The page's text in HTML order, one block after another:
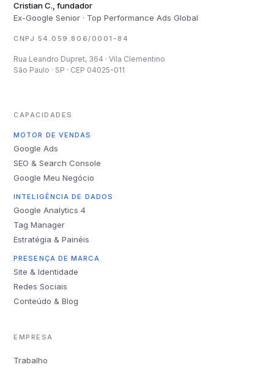
Cristian C., fundador
Ex-Google Senior · Top Performance Ads Global
CNPJ 54.059.806/0001-84
Rua Leandro Dupret, 364 · Vila Clementino
São Paulo · SP · CEP 04025-011
CAPACIDADES
MOTOR DE VENDAS
Google Ads
SEO & Search Console
Google Meu Negócio
INTELIGÊNCIA DE DADOS
Google Analytics 4
Tag Manager
Estratégia & Painéis
PRESENÇA DE MARCA
Site & Identidade
Redes Sociais
Conteúdo & Blog
EMPRESA
Trabalho